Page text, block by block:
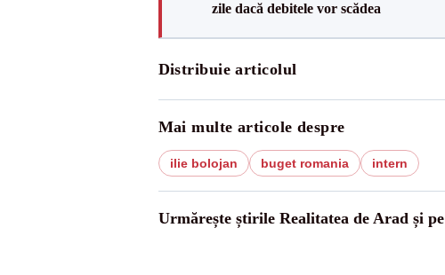
zile dacă debitele vor scădea
Distribuie articolul
Mai multe articole despre
ilie bolojan buget romania intern
Urmărește știrile Realitatea de Arad și pe